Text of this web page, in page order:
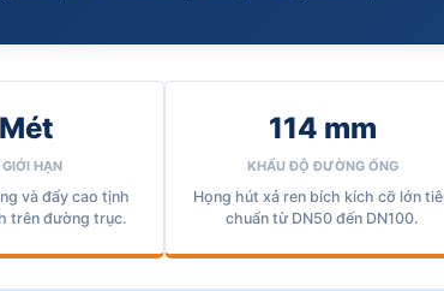
HẠN
và đẩy cao tịnh
trên đường trục.
114 mm
KHẨU ĐỘ ĐƯỜNG ỐNG
Họng hút xả ren bích kích cỡ lớn
chuẩn từ DN50 đến DN100.